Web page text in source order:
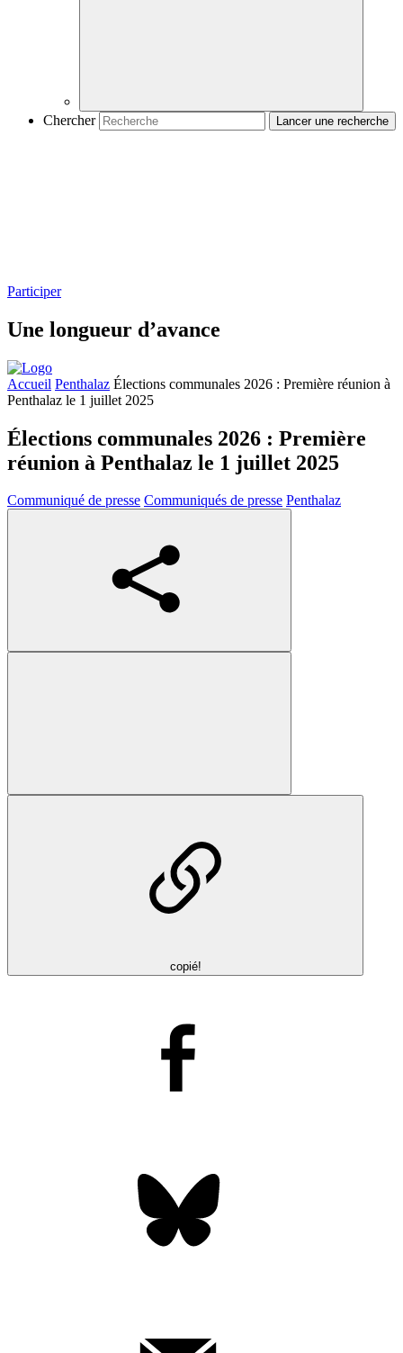
Chercher
Participer
Une longueur d’avance
Accueil Penthalaz Élections communales 2026 : Première réunion à
Penthalaz le 1 juillet 2025
Élections communales 2026 : Première
réunion à Penthalaz le 1 juillet 2025
Communiqué de presse Communiqués de presse Penthalaz
copié!